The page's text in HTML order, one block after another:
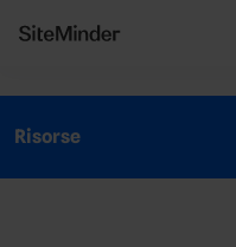
Risorse